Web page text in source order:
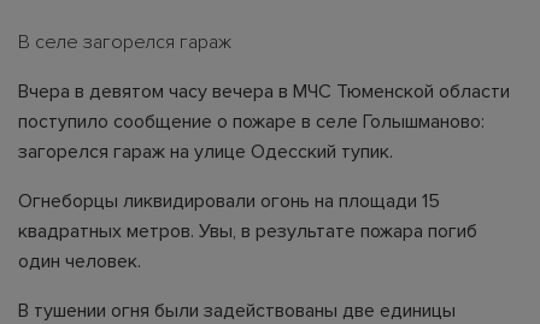
В селе загорелся гараж
Вчера в девятом часу вечера в МЧС Тюменской области
поступило сообщение о пожаре в селе Голышманово:
загорелся гараж на улице Одесский тупик.
Огнеборцы ликвидировали огонь на площади 15
квадратных метров. Увы, в результате пожара погиб
один человек.
В тушении огня были задействованы две единицы